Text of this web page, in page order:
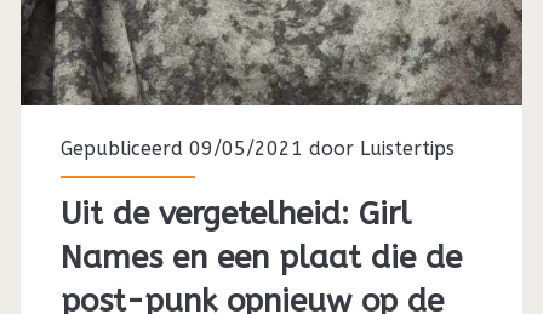
Gepubliceerd 09/05/2021 door Luistertips
Uit de vergetelheid: Girl
Names en een plaat die de
post-punk opnieuw op de